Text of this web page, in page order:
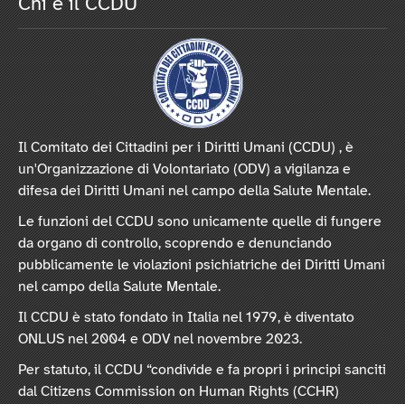
Chi è il CCDU
Il Comitato dei Cittadini per i Diritti Umani (CCDU) , è
un'Organizzazione di Volontariato (ODV) a vigilanza e
difesa dei Diritti Umani nel campo della Salute Mentale.
Le funzioni del CCDU sono unicamente quelle di fungere
da organo di controllo, scoprendo e denunciando
pubblicamente le violazioni psichiatriche dei Diritti Umani
nel campo della Salute Mentale.
Il CCDU è stato fondato in Italia nel 1979, è diventato
ONLUS nel 2004 e ODV nel novembre 2023.
Per statuto, il CCDU “condivide e fa propri i principi sanciti
dal Citizens Commission on Human Rights (CCHR)